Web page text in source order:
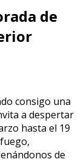
de
consigo una
a despertar
hasta el 19
de